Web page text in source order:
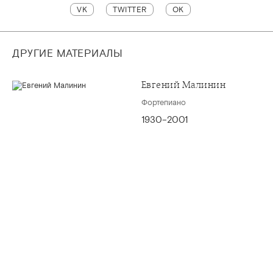
VK TWITTER OK
ДРУГИЕ МАТЕРИАЛЫ
Евгений Малинин
Фортепиано
1930–2001